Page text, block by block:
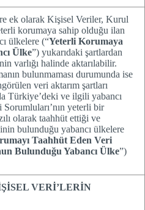
ek olarak Kişisel Veriler, Kurul
korumaya sahip olduğu ilan
ülkelere (“Yeterli Korumaya
Ülke”) yukarıdaki şartlardan
varlığı halinde aktarılabilir.
bulunmaması durumunda ise
veri aktarım şartları
Türkiye’deki ve ilgili yabancı
yeterli bir
olarak taahhüt ettiği ve
bulunduğu yabancı ülkelere
Taahhüt Eden Veri
Bulunduğu Yabancı Ülke”)
VERİ’LERİN